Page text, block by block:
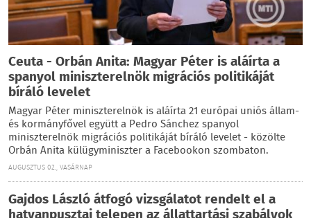
Ceuta - Orbán Anita: Magyar Péter is aláírta a
spanyol miniszterelnök migrációs politikáját
bíráló levelet
Magyar Péter miniszterelnök is aláírta 21 európai uniós állam-
és kormányfővel együtt a Pedro Sánchez spanyol
miniszterelnök migrációs politikáját bíráló levelet - közölte
Orbán Anita külügyminiszter a Facebookon szombaton.
AUGUSZTUS 02., VASÁRNAP
Gajdos László átfogó vizsgálatot rendelt el a